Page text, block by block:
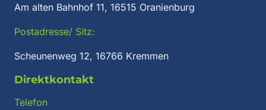
Am alten Bahnhof 11, 16515 Oranienburg
Postadresse/ Sitz:
Scheunenweg 12, 16766 Kremmen
Direktkontakt
Telefon